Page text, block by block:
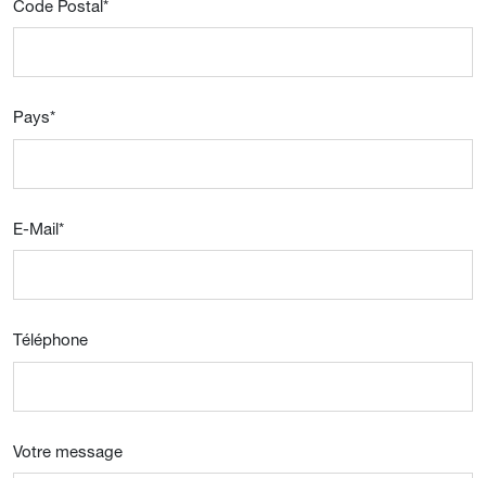
Code Postal*
Pays*
E-Mail*
Téléphone
Votre message